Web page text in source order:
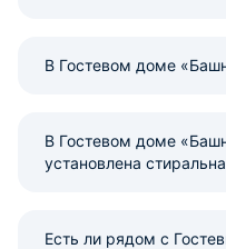
В Гостевом доме
В Гостевом доме
установлена
Есть ли рядом с